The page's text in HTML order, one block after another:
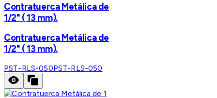
Contratuerca Metálica de
1/2" ( 13 mm).
Contratuerca Metálica de
1/2" ( 13 mm).
PST-RLS-050PST-RLS-050